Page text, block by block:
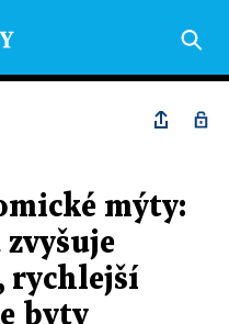
mýty:
rychlejší
byty